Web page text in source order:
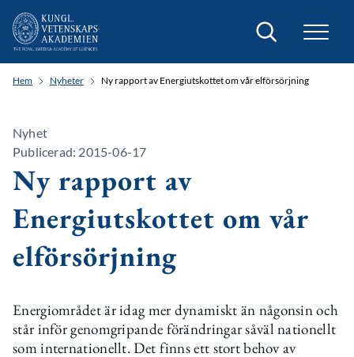
Sök
Hem Nyheter Ny rapport av Energiutskottet om vår elförsörjning
Nyhet
Publicerad: 2015-06-17
Ny rapport av
Energiutskottet om vår
elförsörjning
Energiområdet är idag mer dynamiskt än någonsin och
står inför genomgripande förändringar såväl nationellt
som internationellt. Det finns ett stort behov av